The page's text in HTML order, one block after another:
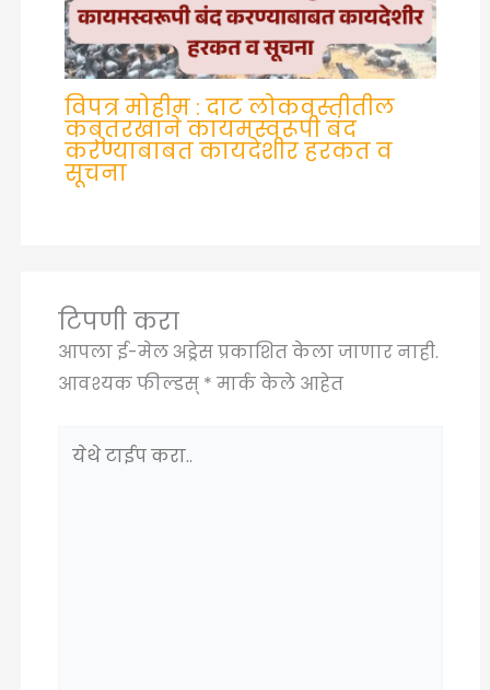
विपत्र मोहीम : दाट लोकवस्तीतील
कबुतरखाने कायमस्वरूपी बंद
करण्याबाबत कायदेशीर हरकत व
सूचना
टिपणी करा
आपला ई-मेल अड्रेस प्रकाशित केला जाणार नाही.
आवश्यक फील्डस् * मार्क केले आहेत
येथे